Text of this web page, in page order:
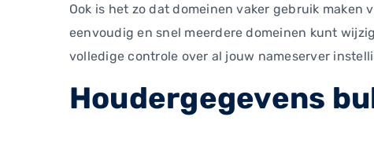
Ook is het zo dat domeinen vaker gebruik maken
eenvoudig en snel meerdere domeinen kunt
volledige controle over al jouw nameserver
Houdergegevens